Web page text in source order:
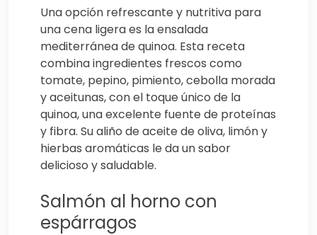
Una opción refrescante y nutritiva para
una cena ligera es la ensalada
mediterránea de quinoa. Esta receta
combina ingredientes frescos como
tomate, pepino, pimiento, cebolla morada
y aceitunas, con el toque único de la
quinoa, una excelente fuente de proteínas
y fibra. Su aliño de aceite de oliva, limón y
hierbas aromáticas le da un sabor
delicioso y saludable.
Salmón al horno con
espárragos